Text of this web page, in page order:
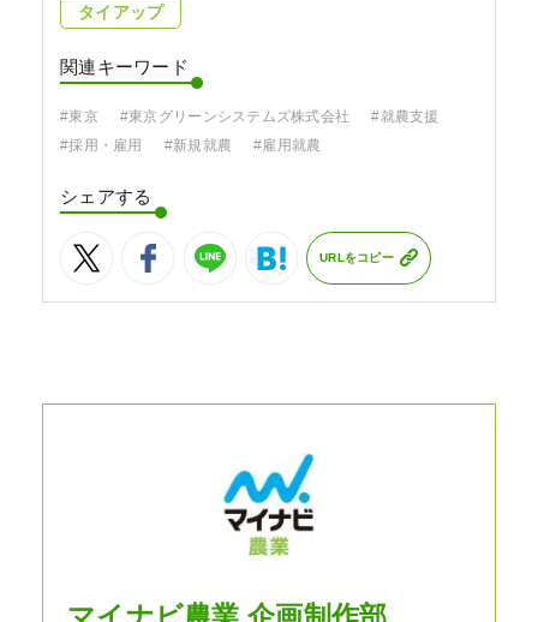
タイアップ
関連キーワード
#東京 #東京グリーンシステムズ株式会社
#就農支援
#採用・雇用
#新規就農 #雇用就農
シェアする
URLをコピー